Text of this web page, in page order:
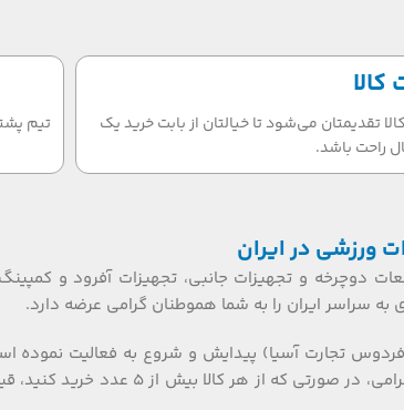
تقدیمتان می‌شود تا خیالتان از بابت خرید یک
راحت باشد.
ورزشی در ایران
دوچرخه و تجهیزات جانبی، تجهیزات آفرود و
سراسر ایران را به شما هموطنان گرامی عرضه دارد.
تجارت آسیا) پیدایش و شروع به فعالیت نموده
تکی، عمده ای و بازرگانی را گارانتی می نماید.